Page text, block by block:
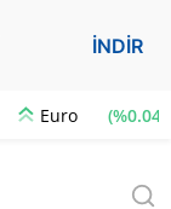
İNDİR
Euro (%0.04)